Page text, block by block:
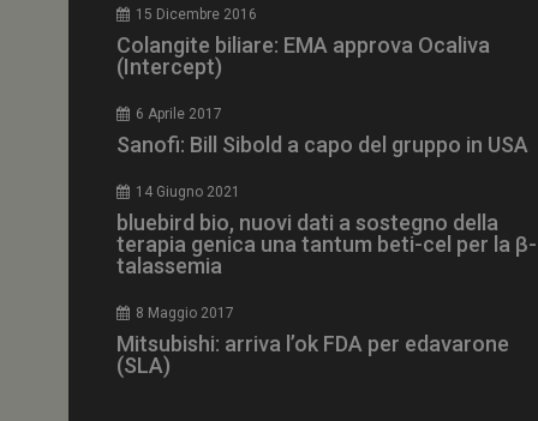
15 Dicembre 2016
Colangite biliare: EMA approva Ocaliva
(Intercept)
6 Aprile 2017
Sanofi: Bill Sibold a capo del gruppo in USA
14 Giugno 2021
bluebird bio, nuovi dati a sostegno della
terapia genica una tantum beti-cel per la β-
talassemia
8 Maggio 2017
Mitsubishi: arriva l’ok FDA per edavarone
(SLA)
NOME
__Secure-
tracking-sites-
tracking-named-
__Secure-YNID